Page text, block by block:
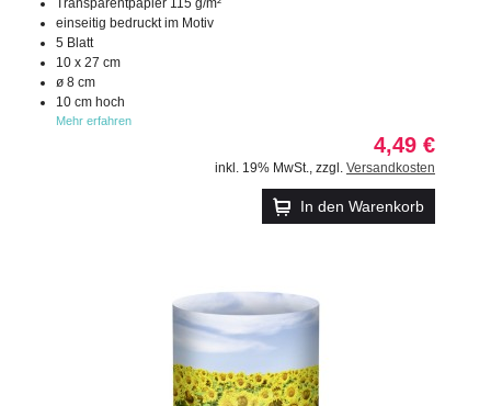
einseitig bedruckt im Motiv
5 Blatt
10 x 27 cm
ø 8 cm
10 cm hoch
Mehr erfahren
4,49 €
inkl. 19% MwSt. zzgl. Versandkosten
In den Warenkorb